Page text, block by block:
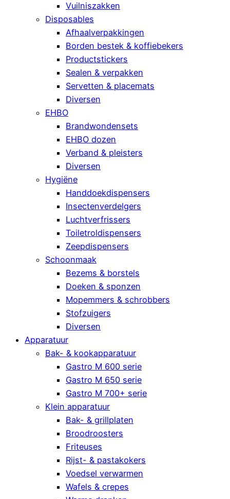
Vuilniszakken
Disposables
Afhaalverpakkingen
Borden bestek & koffiebekers
Productstickers
Sealen & verpakken
Servetten & placemats
Diversen
EHBO
Brandwondensets
EHBO dozen
Verband & pleisters
Diversen
Hygiëne
Handdoekdispensers
Insectenverdelgers
Luchtverfrissers
Toiletroldispensers
Zeepdispensers
Schoonmaak
Bezems & borstels
Doeken & sponzen
Mopemmers & schrobbers
Stofzuigers
Diversen
Apparatuur
Bak- & kookapparatuur
Gastro M 600 serie
Gastro M 650 serie
Gastro M 700+ serie
Klein apparatuur
Bak- & grillplaten
Broodroosters
Friteuses
Rijst- & pastakokers
Voedsel verwarmen
Wafels & crepes